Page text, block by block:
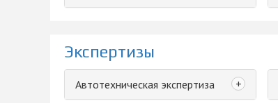
Экспертизы
Автотехническая экспертиза +